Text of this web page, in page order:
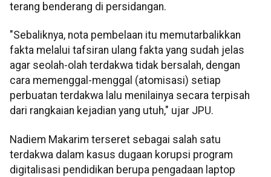
terang benderang di persidangan.
"Sebaliknya, nota pembelaan itu memutarbalikkan
fakta melalui tafsiran ulang fakta yang sudah jelas
agar seolah-olah terdakwa tidak bersalah, dengan
cara memenggal-menggal (atomisasi) setiap
perbuatan terdakwa lalu menilainya secara terpisah
dari rangkaian kejadian yang utuh," ujar JPU.
Nadiem Makarim terseret sebagai salah satu
terdakwa dalam kasus dugaan korupsi program
digitalisasi pendidikan berupa pengadaan laptop